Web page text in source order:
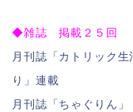
◆雑誌 掲載２５回
月刊誌「カトリック
り」連載
月刊誌「ちゃぐりん